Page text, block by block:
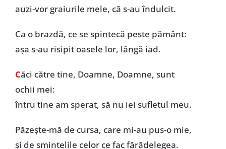
auzi-vor graiurile mele, că s-au îndulcit.
Ca o brazdă, ce se spintecă peste pământ:
așa s-au risipit oasele lor, lângă iad.
Căci către tine, Doamne, Doamne, sunt
ochii mei:
întru tine am sperat, să nu iei sufletul meu.
Păzește-mă de cursa, care mi-au pus-o mie,
și de smintelile celor ce fac fărădelegea.